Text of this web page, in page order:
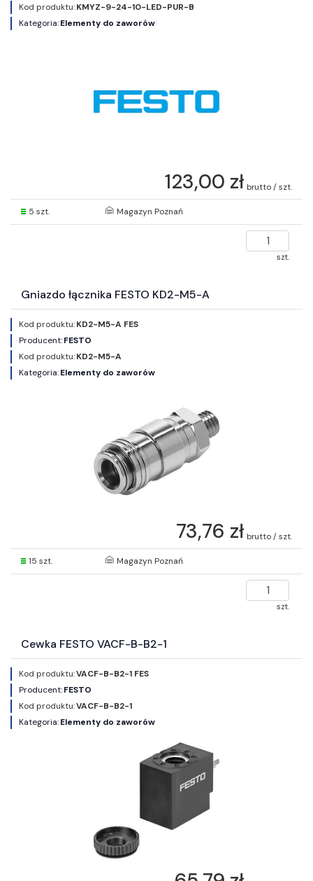
Kod produktu:KMYZ-9-24-10-LED-PUR-B
Kategoria:Elementy do zaworów
123,00 zł brutto / szt.
5 szt. Magazyn Poznań
szt.
Gniazdo łącznika FESTO KD2-M5-A
Kod produktu:KD2-M5-A FES
Producent:FESTO
Kod produktu:KD2-M5-A
Kategoria:Elementy do zaworów
73,76 zł brutto / szt.
15 szt. Magazyn Poznań
szt.
Cewka FESTO VACF-B-B2-1
Kod produktu:VACF-B-B2-1 FES
Producent:FESTO
Kod produktu:VACF-B-B2-1
Kategoria:Elementy do zaworów